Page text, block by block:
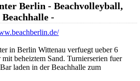
Berlin - Beachvolleyball,
-
in Berlin Wittenau verfuegt ueber 6
beheiztem Sand. Turnierserien fuer
laden in der Beachhalle zum